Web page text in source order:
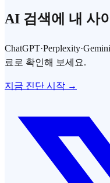
AI 검색에 내 사
료로 확인해 보세요.
지금 진단 시작 →